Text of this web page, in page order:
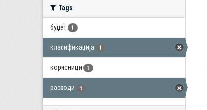
Tags
буџет 1
класификација 1
корисници 1
расходи 1